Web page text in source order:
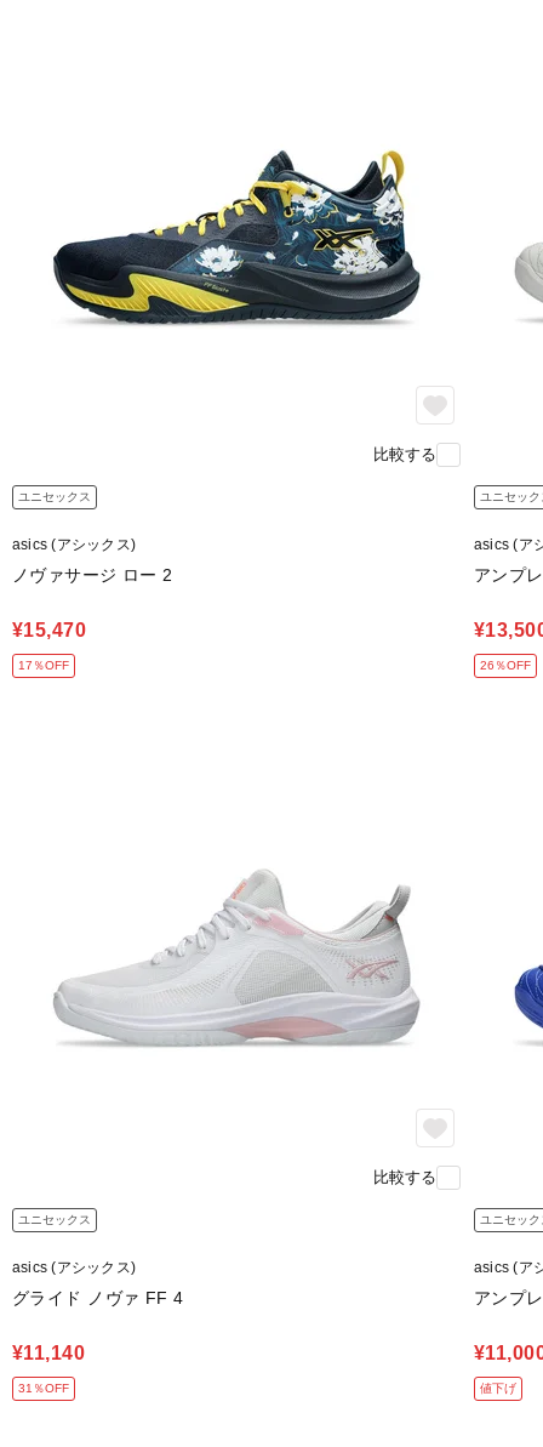
比較する
ユニセックス
asics (アシックス)
ノヴァサージ ロー 2
¥15,470
17％OFF
ユニセック
asics (ア
アンプ
26％OFF
比較する
ユニセックス
asics (アシックス)
グライド ノヴァ FF 4
¥11,140
31％OFF
ユニセック
asics (ア
アンプ
値下げ